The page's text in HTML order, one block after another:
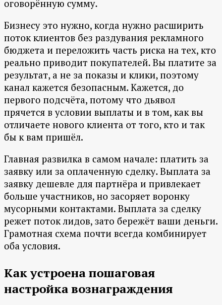
оговорённую сумму.
Бизнесу это нужно, когда нужно расширить
поток клиентов без раздувания рекламного
бюджета и переложить часть риска на тех, кто
реально приводит покупателей. Вы платите за
результат, а не за показы и клики, поэтому
канал кажется безопасным. Кажется, до
первого подсчёта, потому что дьявол
прячется в условии выплаты и в том, как вы
отличаете нового клиента от того, кто и так
бы к вам пришёл.
Главная развилка в самом начале: платить за
заявку или за оплаченную сделку. Выплата за
заявку дешевле для партнёра и привлекает
больше участников, но засоряет воронку
мусорными контактами. Выплата за сделку
режет поток лидов, зато бережёт ваши деньги.
Грамотная схема почти всегда комбинирует
оба условия.
Как устроена пошаговая
настройка вознаграждения